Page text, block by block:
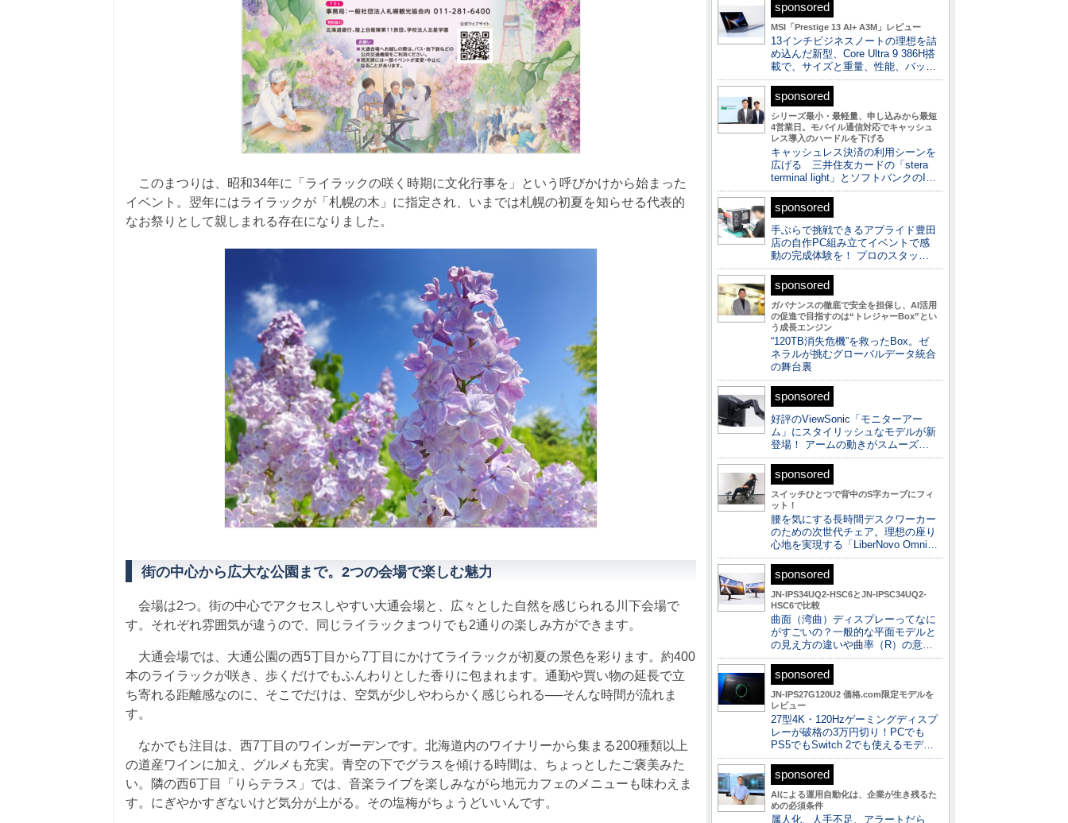
このまつりは、昭和34年に「ライラックの咲く時期に文化行事を」という呼びかけから始まった
イベント。翌年にはライラックが「札幌の木」に指定され、いまでは札幌の初夏を知らせる代表的
なお祭りとして親しまれる存在になりました。
街の中心から広大な公園まで。2つの会場で楽しむ魅力
会場は2つ。街の中心でアクセスしやすい大通会場と、広々とした自然を感じられる川下会場で
す。それぞれ雰囲気が違うので、同じライラックまつりでも2通りの楽しみ方ができます。
大通会場では、大通公園の西5丁目から7丁目にかけてライラックが初夏の景色を彩ります。約400
本のライラックが咲き、歩くだけでもふんわりとした香りに包まれます。通勤や買い物の延長で立
ち寄れる距離感なのに、そこでだけは、空気が少しやわらかく感じられる──そんな時間が流れま
す。
なかでも注目は、西7丁目のワインガーデンです。北海道内のワイナリーから集まる200種類以上
の道産ワインに加え、グルメも充実。青空の下でグラスを傾ける時間は、ちょっとしたご褒美みた
い。隣の西6丁目「りらテラス」では、音楽ライブを楽しみながら地元カフェのメニューも味わえま
す。にぎやかすぎないけど気分が上がる。その塩梅がちょうどいいんです。
sponsored
MSI「Prestige 13 AI+ A3M」レビュー
13インチビジネスノートの理想を詰
め込んだ新型、Core Ultra 9 386H搭
載で、サイズと重量、性能、バッ…
sponsored
シリーズ最小・最軽量、申し込みから最短
4営業日。モバイル通信対応でキャッシュ
レス導入のハードルを下げる
キャッシュレス決済の利用シーンを
広げる 三井住友カードの「stera
terminal light」とソフトバンクのI…
sponsored
手ぶらで挑戦できるアプライド豊田
店の自作PC組み立てイベントで感
動の完成体験を！ プロのスタッ…
sponsored
ガバナンスの徹底で安全を担保し、AI活用
の促進で目指すのは“トレジャーBox”とい
う成長エンジン
“120TB消失危機”を救ったBox。ゼ
ネラルが挑むグローバルデータ統合
の舞台裏
sponsored
好評のViewSonic「モニターアー
ム」にスタイリッシュなモデルが新
登場！ アームの動きがスムーズ…
sponsored
スイッチひとつで背中のS字カーブにフィ
ット！
腰を気にする長時間デスクワーカー
のための次世代チェア。理想の座り
心地を実現する「LiberNovo Omni…
sponsored
JN-IPS34UQ2-HSC6とJN-IPSC34UQ2-
HSC6で比較
曲面（湾曲）ディスプレーってなに
がすごいの？一般的な平面モデルと
の見え方の違いや曲率（R）の意…
sponsored
JN-IPS27G120U2 価格.com限定モデルを
レビュー
27型4K・120Hzゲーミングディスプ
レーが破格の3万円切り！PCでも
PS5でもSwitch 2でも使えるモデ…
sponsored
AIによる運用自動化は、企業が生き残るた
めの必須条件
属人化、人手不足、アラートだら